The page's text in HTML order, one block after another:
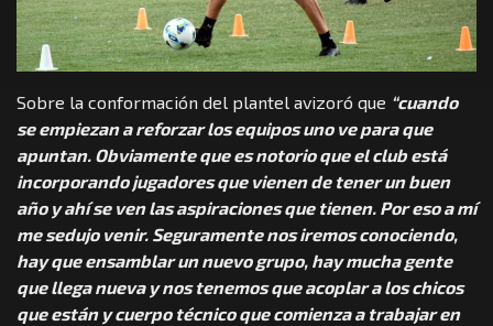
Sobre la conformación del plantel avizoró que “cuando
se empiezan a reforzar los equipos uno ve para que
apuntan. Obviamente que es notorio que el club está
incorporando jugadores que vienen de tener un buen
año y ahí se ven las aspiraciones que tienen. Por eso a mí
me sedujo venir. Seguramente nos iremos conociendo,
hay que ensamblar un nuevo grupo, hay mucha gente
que llega nueva y nos tenemos que acoplar a los chicos
que están y cuerpo técnico que comienza a trabajar en